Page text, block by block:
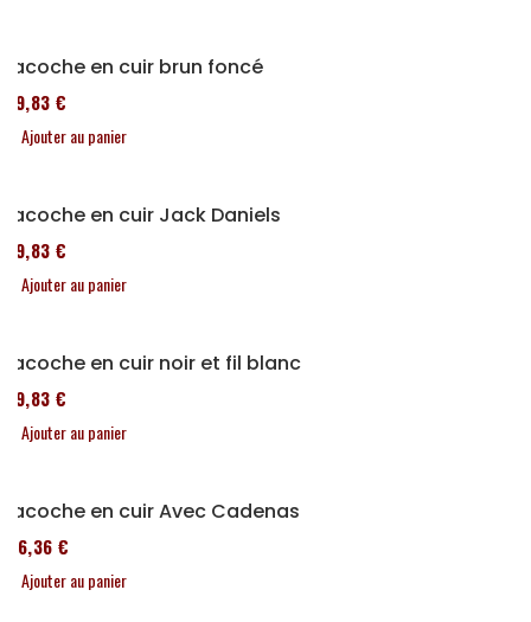
Sacoche en cuir brun foncé
119,83 €
Ajouter au panier
Sacoche en cuir Jack Daniels
119,83 €
Ajouter au panier
Sacoche en cuir noir et fil blanc
119,83 €
Ajouter au panier
Sacoche en cuir Avec Cadenas
136,36 €
Ajouter au panier